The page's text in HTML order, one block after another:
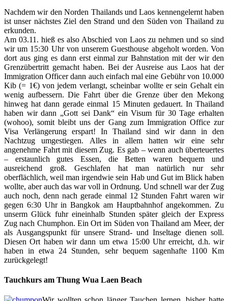
Nachdem wir den Norden Thailands und Laos kennengelernt haben
ist unser nächstes Ziel den Strand und den Süden von Thailand zu
erkunden.
Am 03.11. hieß es also Abschied von Laos zu nehmen und so sind
wir um 15:30 Uhr von unserem Guesthouse abgeholt worden. Von
dort aus ging es dann erst einmal zur Bahnstation mit der wir den
Grenzübertritt gemacht haben. Bei der Ausreise aus Laos hat der
Immigration Officer dann auch einfach mal eine Gebühr von 10.000
Kib (= 1€) von jedem verlangt, scheinbar wollte er sein Gehalt ein
wenig aufbessern. Die Fahrt über die Grenze über den Mekong
hinweg hat dann gerade einmal 15 Minuten gedauert. In Thailand
haben wir dann „Gott sei Dank“ ein Visum für 30 Tage erhalten
(wohoo), somit bleibt uns der Gang zum Immigration Office zur
Visa Verlängerung erspart! In Thailand sind wir dann in den
Nachtzug umgestiegen. Alles in allem hatten wir eine sehr
angenehme Fahrt mit diesem Zug. Es gab – wenn auch überteuertes
– erstaunlich gutes Essen, die Betten waren bequem und
ausreichend groß. Geschlafen hat man natürlich nur sehr
oberflächlich, weil man irgendwie sein Hab und Gut im Blick haben
wollte, aber auch das war voll in Ordnung. Und schnell war der Zug
auch noch, denn nach gerade einmal 12 Stunden Fahrt waren wir
gegen 6:30 Uhr in Bangkok am Hauptbahnhof angekommen. Zu
unserm Glück fuhr eineinhalb Stunden später gleich der Express
Zug nach Chumphon. Ein Ort im Süden von Thailand am Meer, der
als Ausgangspunkt für unsere Strand- und Inseltage dienen soll.
Diesen Ort haben wir dann um etwa 15:00 Uhr erreicht, d.h. wir
haben in etwa 24 Stunden, sehr bequem sagenhafte 1100 Km
zurückgelegt!
Tauchkurs am Thung Wua Laen Beach